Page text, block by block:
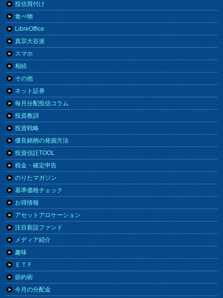
投信買付け
食べ物
LibreOffice
真宗大谷派
スマホ
相続
その他
ネット証券
毎月分配投信コラム
投資教訓
投資戦略
優良銘柄の発掘方法
投資信託TOOL
税金・確定申告
のりたマガジン
基準価格チェック
お得情報
アセットアロケーション
注目新設ファンド
メディア紹介
趣味
ＥＴＦ
節約術
今月の分配金